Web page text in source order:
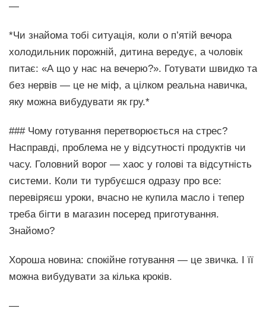
—
*Чи знайома тобі ситуація, коли о п’ятій вечора
холодильник порожній, дитина вередує, а чоловік
питає: «А що у нас на вечерю?». Готувати швидко та
без нервів — це не міф, а цілком реальна навичка,
яку можна вибудувати як гру.*
### Чому готування перетворюється на стрес?
Насправді, проблема не у відсутності продуктів чи
часу. Головний ворог — хаос у голові та відсутність
системи. Коли ти турбуєшся одразу про все:
перевіряєш уроки, вчасно не купила масло і тепер
треба бігти в магазин посеред приготування.
Знайомо?
Хороша новина: спокійне готування — це звичка. І її
можна вибудувати за кілька кроків.
—